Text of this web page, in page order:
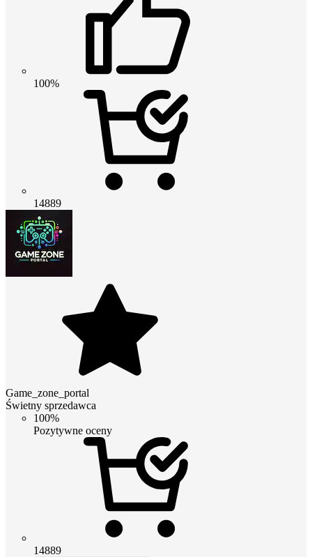
100%
14889
Game_zone_portal
Świetny sprzedawca
100%
Pozytywne oceny
14889